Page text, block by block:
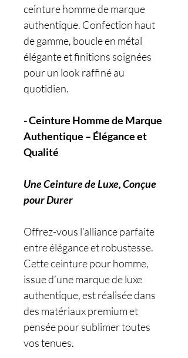
ceinture homme de marque
authentique. Confection haut
de gamme, boucle en métal
élégante et finitions soignées
pour un look raffiné au
quotidien.
- Ceinture Homme de Marque
Authentique – Élégance et
Qualité
Une Ceinture de Luxe, Conçue
pour Durer
Offrez-vous l’alliance parfaite
entre élégance et robustesse.
Cette ceinture pour homme,
issue d’une marque de luxe
authentique, est réalisée dans
des matériaux premium et
pensée pour sublimer toutes
vos tenues.